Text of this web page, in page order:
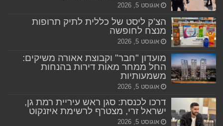
אוגוסט 5, 2026
הצ'ק ליסט של כללית לתיק תרופות
מנצח לחופשה
אוגוסט 5, 2026
מועדון "חבר" וקבוצת אאורה משיקים:
החל ממחר מאות דירות בהנחות
משמעותיות
אוגוסט 5, 2026
דרכו לכנסת: סגן ראש עיריית רמת גן,
ישראל זרי, מצטרף לרשימת איזנקוט
אוגוסט 5, 2026